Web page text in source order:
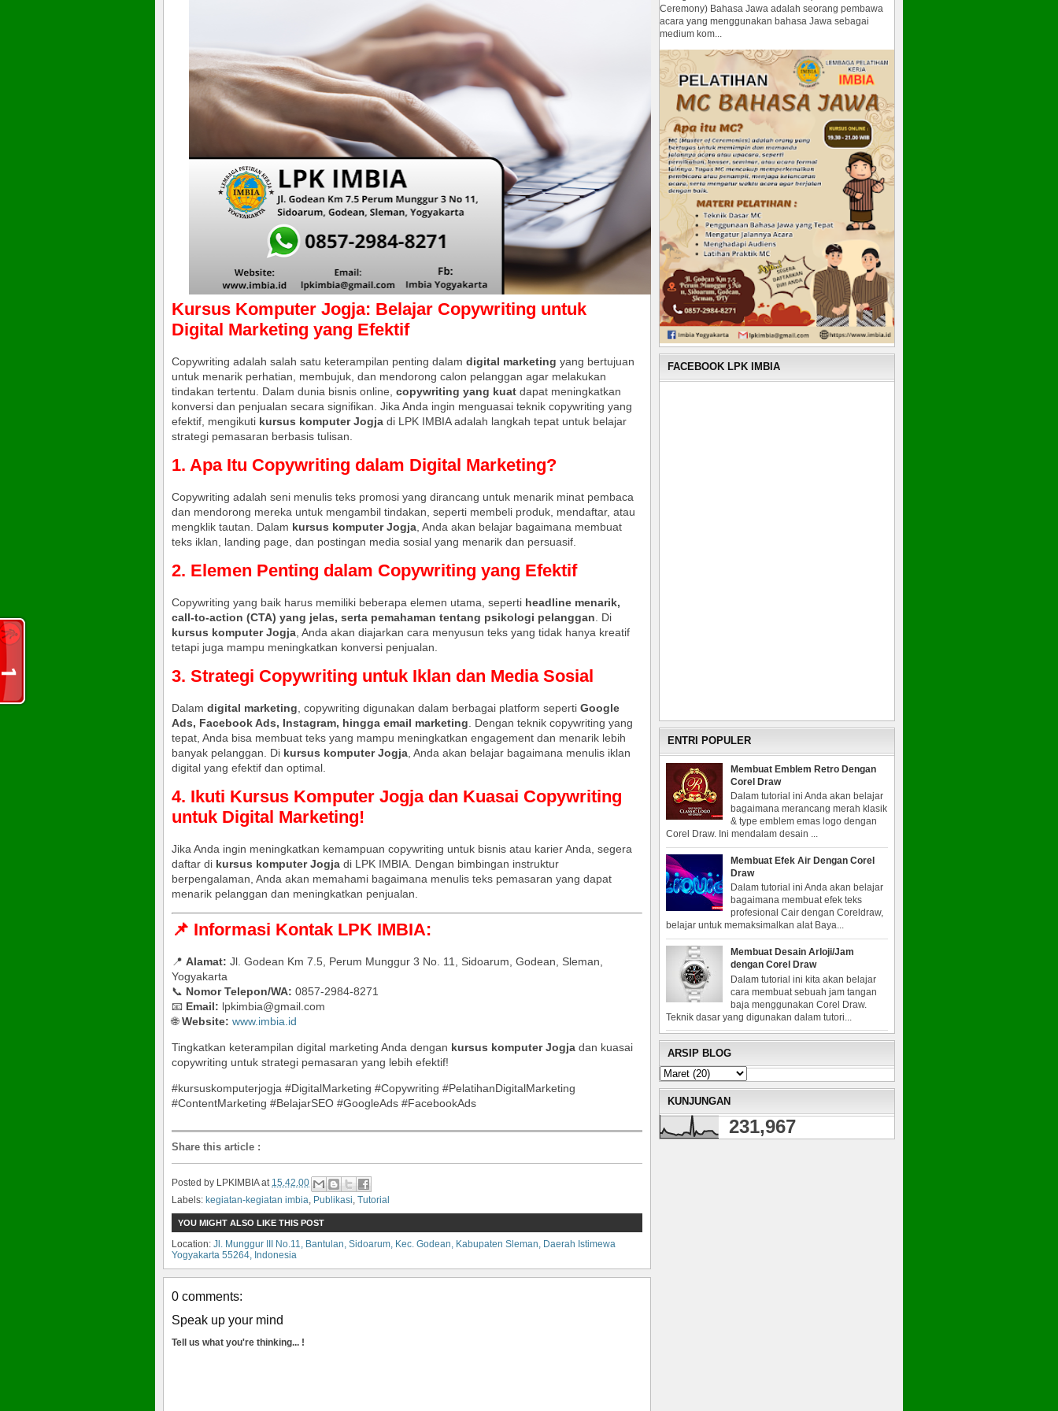
Kursus Komputer Jogja: Belajar Copywriting untuk
Digital Marketing yang Efektif
Copywriting adalah salah satu keterampilan penting dalam digital marketing yang bertujuan
untuk menarik perhatian, membujuk, dan mendorong calon pelanggan agar melakukan
tindakan tertentu. Dalam dunia bisnis online, copywriting yang kuat dapat meningkatkan
konversi dan penjualan secara signifikan. Jika Anda ingin menguasai teknik copywriting yang
efektif, mengikuti kursus komputer Jogja di LPK IMBIA adalah langkah tepat untuk belajar
strategi pemasaran berbasis tulisan.
1. Apa Itu Copywriting dalam Digital Marketing?
Copywriting adalah seni menulis teks promosi yang dirancang untuk menarik minat pembaca
dan mendorong mereka untuk mengambil tindakan, seperti membeli produk, mendaftar, atau
mengklik tautan. Dalam kursus komputer Jogja , Anda akan belajar bagaimana membuat
teks iklan, landing page, dan postingan media sosial yang menarik dan persuasif.
2. Elemen Penting dalam Copywriting yang Efektif
Copywriting yang baik harus memiliki beberapa elemen utama, seperti headline menarik,
call-to-action (CTA) yang jelas, serta pemahaman tentang psikologi pelanggan . Di
kursus komputer Jogja , Anda akan diajarkan cara menyusun teks yang tidak hanya kreatif
tetapi juga mampu meningkatkan konversi penjualan.
3. Strategi Copywriting untuk Iklan dan Media Sosial
Dalam digital marketing , copywriting digunakan dalam berbagai platform seperti Google
Ads, Facebook Ads, Instagram, hingga email marketing . Dengan teknik copywriting yang
tepat, Anda bisa membuat teks yang mampu meningkatkan engagement dan menarik lebih
banyak pelanggan. Di kursus komputer Jogja , Anda akan belajar bagaimana menulis iklan
digital yang efektif dan optimal.
4. Ikuti Kursus Komputer Jogja dan Kuasai Copywriting
untuk Digital Marketing!
Jika Anda ingin meningkatkan kemampuan copywriting untuk bisnis atau karier Anda, segera
daftar di kursus komputer Jogja di LPK IMBIA. Dengan bimbingan instruktur
berpengalaman, Anda akan memahami bagaimana menulis teks pemasaran yang dapat
menarik pelanggan dan meningkatkan penjualan.
📌 Informasi Kontak LPK IMBIA:
📍 Alamat: Jl. Godean Km 7.5, Perum Munggur 3 No. 11, Sidoarum, Godean, Sleman,
Yogyakarta
📞 Nomor Telepon/WA: 0857-2984-8271
📧 Email: lpkimbia@gmail.com
🌐Website: www.imbia.id
Tingkatkan keterampilan digital marketing Anda dengan kursus komputer Jogja dan kuasai
copywriting untuk strategi pemasaran yang lebih efektif!
#kursuskomputerjogja #DigitalMarketing #Copywriting #PelatihanDigitalMarketing
#ContentMarketing #BelajarSEO #GoogleAds #FacebookAds
Share this article :
Posted by LPKIMBIA at 15.42.00
Labels: kegiatan-kegiatan imbia, Publikasi, Tutorial
YOU MIGHT ALSO LIKE THIS POST
Location: Jl. Munggur III No.11, Bantulan, Sidoarum, Kec. Godean, Kabupaten Sleman, Daerah Istimewa
Yogyakarta 55264, Indonesia
0 comments:
Speak up your mind
Tell us what you're thinking... !
Ceremony) Bahasa Jawa adalah seorang pembawa
acara yang menggunakan bahasa Jawa sebagai
medium kom...
FACEBOOK LPK IMBIA
ENTRI POPULER
Membuat Emblem Retro Dengan
Corel Draw
Dalam tutorial ini Anda akan belajar
bagaimana merancang merah klasik
& type emblem emas logo dengan
Corel Draw. Ini mendalam desain ...
Membuat Efek Air Dengan Corel
Draw
Dalam tutorial ini Anda akan belajar
bagaimana membuat efek teks
profesional Cair dengan Coreldraw,
belajar untuk memaksimalkan alat Baya...
Membuat Desain Arloji/Jam
dengan Corel Draw
Dalam tutorial ini kita akan belajar
cara membuat sebuah jam tangan
baja menggunakan Corel Draw.
Teknik dasar yang digunakan dalam tutori...
ARSIP BLOG
KUNJUNGAN
231,967